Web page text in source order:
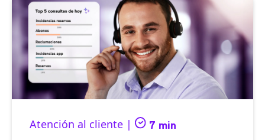
Atención al cliente | 7 min